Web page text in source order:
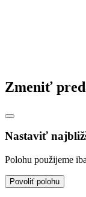
Zmeniť
Nastaviť
Polohu použijeme
Povoliť polohu